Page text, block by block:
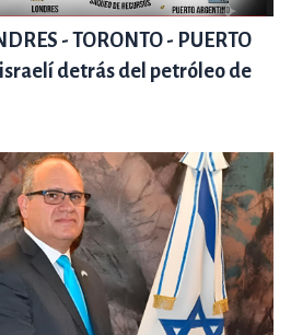
- TORONTO - PUERTO
detrás del petróleo de